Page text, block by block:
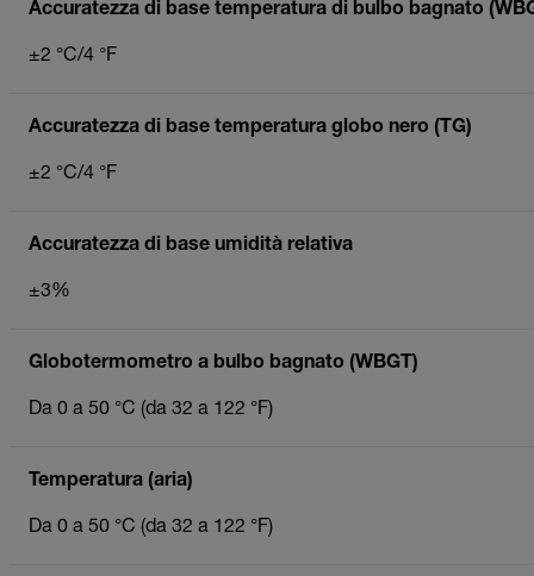
Accuratezza di base temperatura di bulbo bagnato
±2 °C/4 °F
Accuratezza di base temperatura globo nero (TG)
±2 °C/4 °F
Accuratezza di base umidità relativa
±3%
Globotermometro a bulbo bagnato (WBGT)
Da 0 a 50 °C (da 32 a 122 °F)
Temperatura (aria)
Da 0 a 50 °C (da 32 a 122 °F)